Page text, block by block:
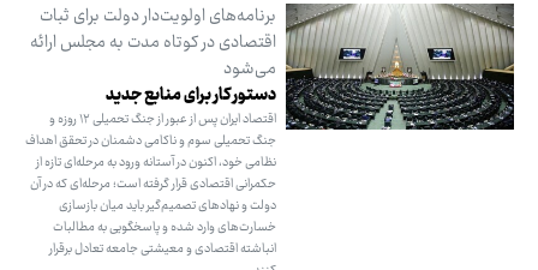
برنامه‌های اولویت‌دار دولت برای ثبات
اقتصادی در کوتاه مدت به مجلس ارائه
می‌شود
دستور کار برای منابع جدید
اقتصاد ایران پس از عبور از جنگ تحمیلی ۱۲ روزه و
جنگ تحمیلی سوم و ناکامی دشمنان در تحقق اهداف
نظامی خود، اکنون در آستانه ورود به مرحله‌ای تازه از
حکمرانی اقتصادی قرار گرفته است؛ مرحله‌ای که در آن
دولت و نهادهای تصمیم‌گیر باید میان بازسازی
خسارت‌های وارد شده و پاسخگویی به مطالبات
انباشته اقتصادی و معیشتی جامعه تعادل برقرار